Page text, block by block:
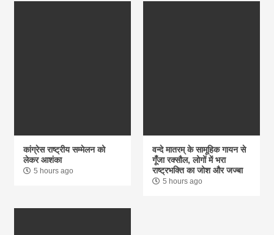
कांग्रेस राष्ट्रीय सम्मेलन को
लेकर आशंका
5 hours ago
वन्दे मातरम् के सामूहिक गायन से
गूंँजा रक्सौल, लोगों में भरा
राष्ट्रभक्ति का जोश और जज्बा
5 hours ago